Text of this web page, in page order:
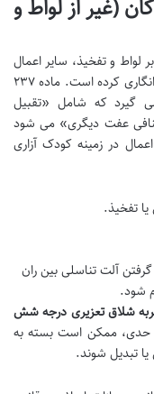
(غیر از لواط و
لواط و تفخیذ، سایر اعمال
منافی عفت را نیز که با شهوت انجام شود، جرم انگاری کرده است. ماده ۲۳۷
گیرد که شامل «تقبیل
عفت دیگری» می شود
در زمینه کودک آزاری
تفخیذ.
آلت تناسلی بین ران
شود.
حدی، ممکن است بسته به
تبدیل شوند.